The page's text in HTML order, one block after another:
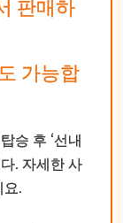
판매하
가능합
승 후 ‘선내
. 자세한 사
.